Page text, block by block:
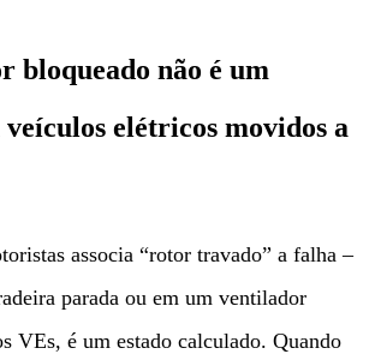
bloqueado não é um
elétricos movidos a
associa “rotor travado” a falha –
parada ou em um ventilador
VEs, é um estado calculado. Quando